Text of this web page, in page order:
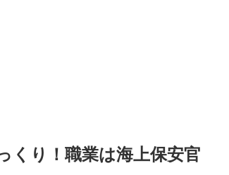
くり！職業は海上保安官